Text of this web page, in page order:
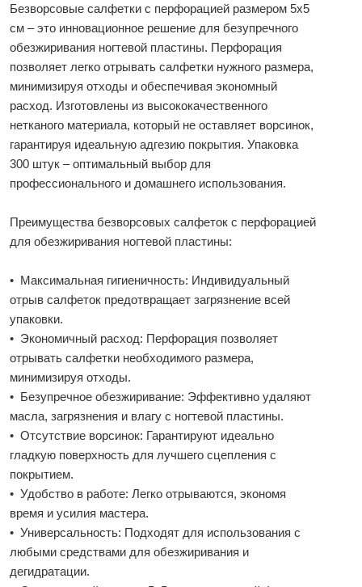
Безворсовые салфетки с перфорацией размером 5x5
см – это инновационное решение для безупречного
обезжиривания ногтевой пластины. Перфорация
позволяет легко отрывать салфетки нужного размера,
минимизируя отходы и обеспечивая экономный
расход. Изготовлены из высококачественного
нетканого материала, который не оставляет ворсинок,
гарантируя идеальную адгезию покрытия. Упаковка
300 штук – оптимальный выбор для
профессионального и домашнего использования.
Преимущества безворсовых салфеток с перфорацией
для обезжиривания ногтевой пластины:
• Максимальная гигиеничность: Индивидуальный
отрыв салфеток предотвращает загрязнение всей
упаковки.
• Экономичный расход: Перфорация позволяет
отрывать салфетки необходимого размера,
минимизируя отходы.
• Безупречное обезжиривание: Эффективно удаляют
масла, загрязнения и влагу с ногтевой пластины.
• Отсутствие ворсинок: Гарантируют идеально
гладкую поверхность для лучшего сцепления с
покрытием.
• Удобство в работе: Легко отрываются, экономя
время и усилия мастера.
• Универсальность: Подходят для использования с
любыми средствами для обезжиривания и
дегидратации.